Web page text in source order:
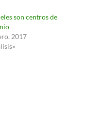
son centros de
2017